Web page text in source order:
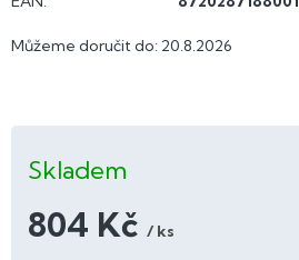
Můžeme doručit do: 20.8.2026
Skladem
804 Kč / ks